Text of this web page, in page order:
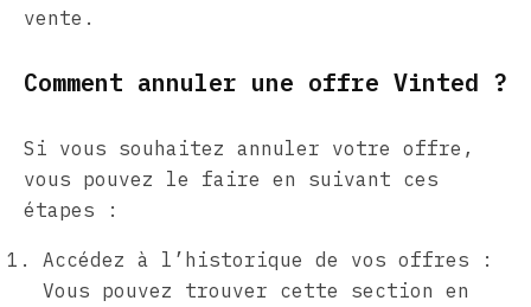
vente.
Comment annuler une offre Vinted ?
Si vous souhaitez annuler votre offre,
vous pouvez le faire en suivant ces
étapes :
Accédez à l’historique de vos offres :
Vous pouvez trouver cette section en